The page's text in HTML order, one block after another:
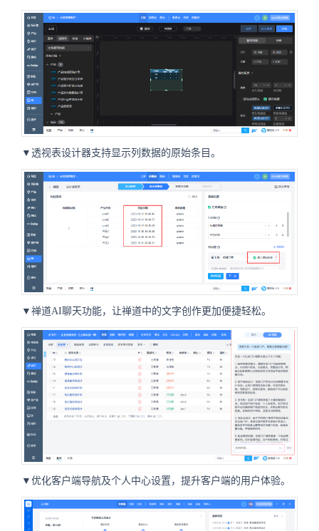
▼透视表设计器支持显示列数据的原始条目。
▼禅道AI聊天功能，让禅道中的文字创作更加便捷轻松。
▼优化客户端导航及个人中心设置，提升客户端的用户体验。